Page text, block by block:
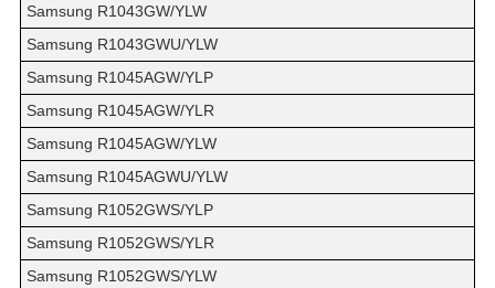
Samsung R1043GW/YLW
Samsung R1043GWU/YLW
Samsung R1045AGW/YLP
Samsung R1045AGW/YLR
Samsung R1045AGW/YLW
Samsung R1045AGWU/YLW
Samsung R1052GWS/YLP
Samsung R1052GWS/YLR
Samsung R1052GWS/YLW